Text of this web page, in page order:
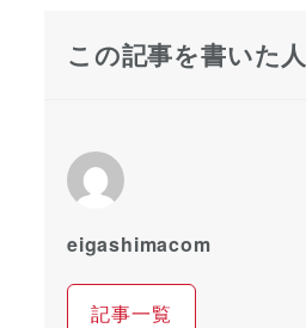
この記事を書いた人
eigashimacom
記事一覧